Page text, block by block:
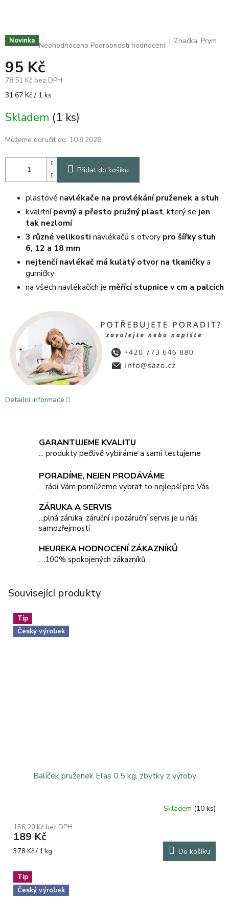
Novinka Průměrné
produktu
je
0,0
z
hvězdiček.
Neohodnoceno Podrobnosti hodnocení Značka: Prym
95 Kč
78,51 Kč bez DPH
Měrná
31,67 Kč / 1 ks
Skladem (1 ks)
Můžeme doručit do: 10.8.2026
Přidat do košíku
plastové navlékače na provlékání pruženek a stuh
kvalitnípevný a přesto pružný plast, který se jen
tak nezlomí
3 různé velikosti navlékačů s otvory pro šířky stuh
6, 12 a 18 mm
nejtenčí navlékač má kulatý otvor na tkaničkya
gumičky
na všech navlékačích je měřící stupnice v cm a palcích
Detailní informace
GARANTUJEME KVALITU
... produkty pečlivě vybíráme a sami testujeme
PORADÍME, NEJEN PRODÁVÁME
... rádi Vám pomůžeme vybrat to nejlepší pro Vás
ZÁRUKA A SERVIS
...plná záruka, záruční i pozáruční servis je u nás
samozřejmostí
HEUREKA HODNOCENÍ ZÁKAZNÍKŮ
....100% spokojených zákazníků
Související produkty
Tip
Český výrobek
Balíček pruženek Elas 0.5 kg, zbytky z výroby
produktu
je
5,0
hvězdiček.
Skladem (10 ks)
156,20 Kč bez DPH
189 Kč
Měrná
378 Kč / 1 kg Do košíku
Tip
Český výrobek